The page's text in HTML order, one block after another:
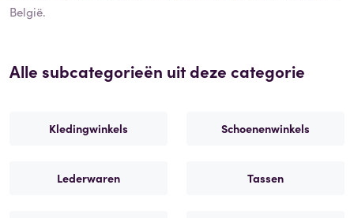
België.
Alle subcategorieën uit deze categorie
Kledingwinkels Schoenenwinkels
Lederwaren Tassen